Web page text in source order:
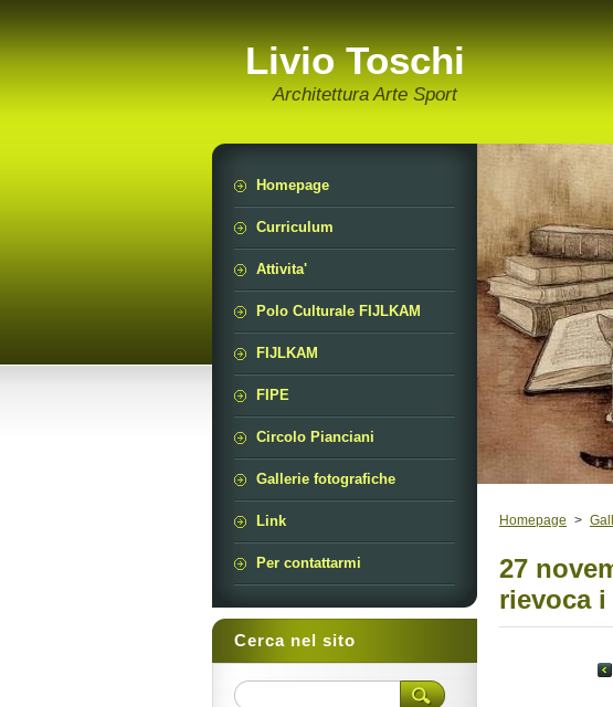
Livio Toschi
Architettura Arte Sport
Homepage >
27
rievoca
Homepage
Curriculum
Attivita'
Polo Culturale FIJLKAM
FIJLKAM
FIPE
Circolo Pianciani
Gallerie fotografiche
Link
Per contattarmi
Cerca nel sito